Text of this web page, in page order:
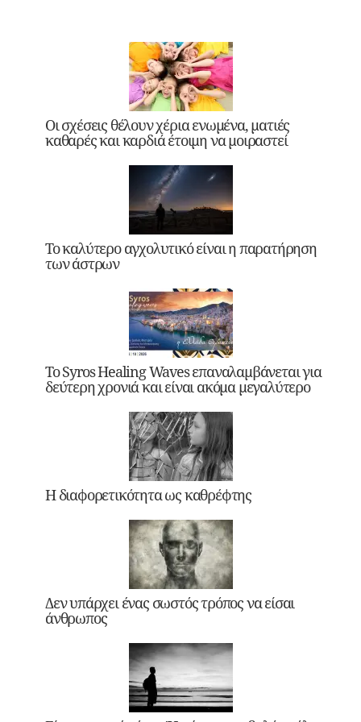
Οι σχέσεις θέλουν χέρια ενωμένα, ματιές
καθαρές και καρδιά έτοιμη να μοιραστεί
Το καλύτερο αγχολυτικό είναι η παρατήρηση
των άστρων
Το Syros Healing Waves επαναλαμβάνεται για
δεύτερη χρονιά και είναι ακόμα μεγαλύτερο
Η διαφορετικότητα ως καθρέφτης
Δεν υπάρχει ένας σωστός τρόπος να είσαι
άνθρωπος